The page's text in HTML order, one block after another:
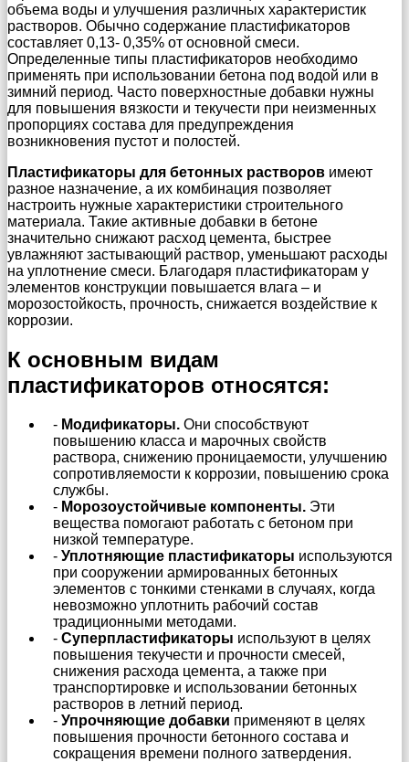
объема воды и улучшения различных характеристик
растворов. Обычно содержание пластификаторов
составляет 0,13- 0,35% от основной смеси.
Определенные типы пластификаторов необходимо
применять при использовании бетона под водой или в
зимний период. Часто поверхностные добавки нужны
для повышения вязкости и текучести при неизменных
пропорциях состава для предупреждения
возникновения пустот и полостей.
Пластификаторы для бетонных растворов имеют
разное назначение, а их комбинация позволяет
настроить нужные характеристики строительного
материала. Такие активные добавки в бетоне
значительно снижают расход цемента, быстрее
увлажняют застывающий раствор, уменьшают расходы
на уплотнение смеси. Благодаря пластификаторам у
элементов конструкции повышается влага – и
морозостойкость, прочность, снижается воздействие к
коррозии.
К основным видам
пластификаторов относятся:
- Модификаторы. Они способствуют
повышению класса и марочных свойств
раствора, снижению проницаемости, улучшению
сопротивляемости к коррозии, повышению срока
службы.
- Морозоустойчивые компоненты. Эти
вещества помогают работать с бетоном при
низкой температуре.
- Уплотняющие пластификаторы используются
при сооружении армированных бетонных
элементов с тонкими стенками в случаях, когда
невозможно уплотнить рабочий состав
традиционными методами.
- Суперпластификаторы используют в целях
повышения текучести и прочности смесей,
снижения расхода цемента, а также при
транспортировке и использовании бетонных
растворов в летний период.
- Упрочняющие добавки применяют в целях
повышения прочности бетонного состава и
сокращения времени полного затвердения.